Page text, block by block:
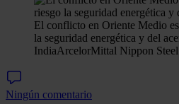
El conflicto en Oriente Medio
la seguridad energética y del
IndiaArcelorMittal Nippon
Ningún comentario